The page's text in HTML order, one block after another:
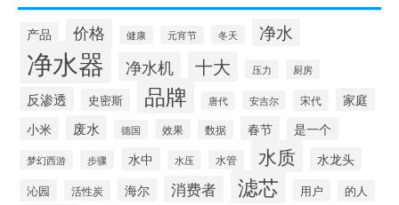
产品 价格 健康 元宵节 冬天 净水
净水器 净水机 十大 压力 厨房
反渗透 史密斯 品牌 唐代 安吉尔 宋代
家庭
小米
废水 德国 效果 数据 春节 是一个
梦幻西游 步骤 水中 水压 水管 水质 水龙头
沁园 活性炭 海尔 消费者 滤芯 用户 的人